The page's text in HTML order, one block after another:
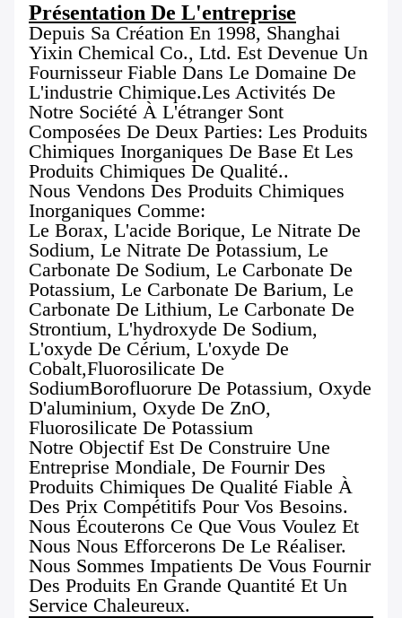
Présentation De L'entreprise
Depuis Sa Création En 1998, Shanghai
Yixin Chemical Co., Ltd. Est Devenue Un
Fournisseur Fiable Dans Le Domaine De
L'industrie Chimique.Les Activités De
Notre Société À L'étranger Sont
Composées De Deux Parties: Les Produits
Chimiques Inorganiques De Base Et Les
Produits Chimiques De Qualité..
Nous Vendons Des Produits Chimiques
Inorganiques Comme:
Le Borax, L'acide Borique, Le Nitrate De
Sodium, Le Nitrate De Potassium, Le
Carbonate De Sodium, Le Carbonate De
Potassium, Le Carbonate De Barium, Le
Carbonate De Lithium, Le Carbonate De
Strontium, L'hydroxyde De Sodium,
L'oxyde De Cérium, L'oxyde De
Cobalt,Fluorosilicate De
SodiumBorofluorure De Potassium, Oxyde
D'aluminium, Oxyde De ZnO,
Fluorosilicate De Potassium
Notre Objectif Est De Construire Une
Entreprise Mondiale, De Fournir Des
Produits Chimiques De Qualité Fiable À
Des Prix Compétitifs Pour Vos Besoins.
Nous Écouterons Ce Que Vous Voulez Et
Nous Nous Efforcerons De Le Réaliser.
Nous Sommes Impatients De Vous Fournir
Des Produits En Grande Quantité Et Un
Service Chaleureux.